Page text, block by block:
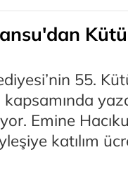
55.
kapsamında
Emine
katılım